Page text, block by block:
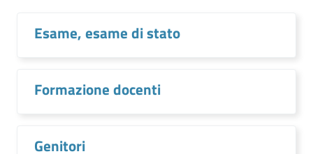
Esame, esame di stato
Formazione docenti
Genitori